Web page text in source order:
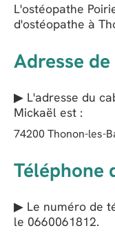
L'ostéopathe
d'ostéopathe à
Adresse
▶ L'adresse du
Mickaël est :
74200 Thonon-les-
Téléphone
▶ Le numéro de
le 0660061812.